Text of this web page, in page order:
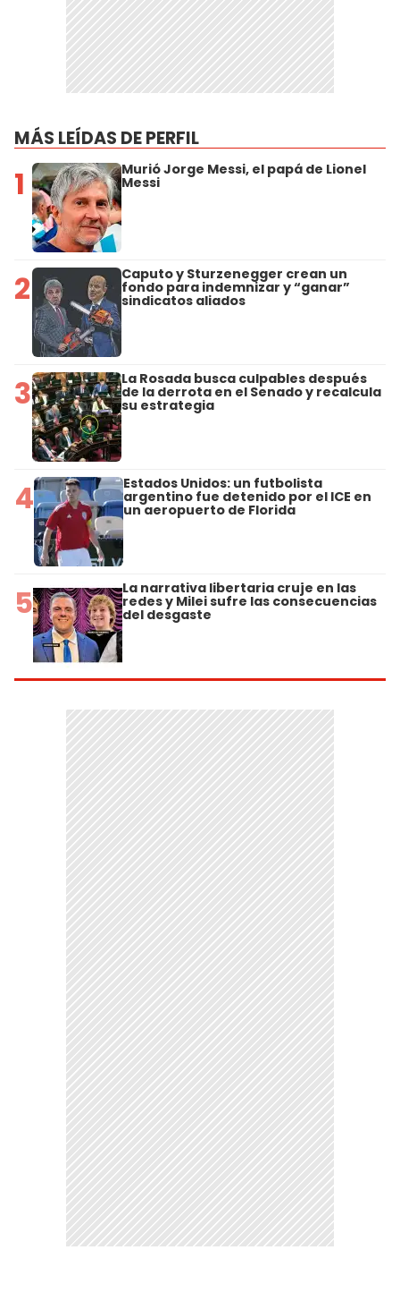
MÁS LEÍDAS DE PERFIL
1 Murió Jorge Messi, el papá de Lionel
Messi
2 Caputo y Sturzenegger crean un
fondo para indemnizar y “ganar”
sindicatos aliados
3 La Rosada busca culpables después
de la derrota en el Senado y recalcula
su estrategia
4 Estados Unidos: un futbolista
argentino fue detenido por el ICE en
un aeropuerto de Florida
5 La narrativa libertaria cruje en las
redes y Milei sufre las consecuencias
del desgaste